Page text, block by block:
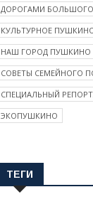
ДОРОГАМИ БОЛЬШОГО
КУЛЬТУРНОЕ
НАШ ГОРОД ПУШКИНО
СОВЕТЫ СЕМЕЙНОГО
СПЕЦИАЛЬНЫЙ
ЭКОПУШКИНО
ТЕГИ